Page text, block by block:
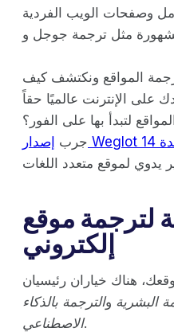
وصفحات الويب الفردية
المواقع ونكتشف كيف
لتبدأ بها على الفور؟
جرب إصدار Weglot التجريبي المجانية لمدة 14
لموقع متعدد اللغات
لترجمة موقع
إلكتروني
هناك خياران رئيسيان
البشرية والترجمة بالذكاء
الاصطناعي.